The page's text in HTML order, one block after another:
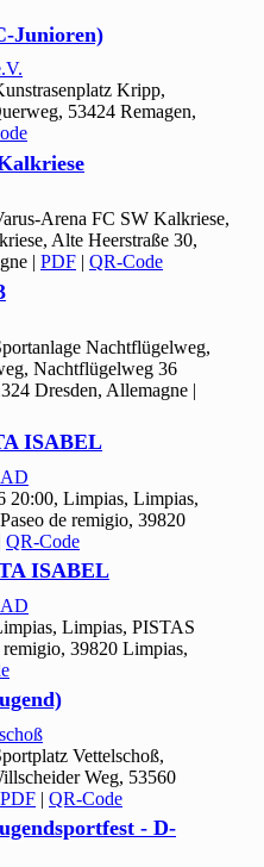
Junioren)
Kripp,
53424 Remagen,
Arena FC SW Kalkriese,
Alte Heerstraße 30,
| PDF | QR-Code
Nachtflügelweg,
Nachtflügelweg 36
Dresden, Allemagne
ISABEL
20:00, Limpias, Limpias,
de remigio, 39820
QR-Code
ISABEL
Limpias, PISTAS
39820 Limpias,
Vettelschoß,
Weg, 53560
PDF | QR-Code
- D-